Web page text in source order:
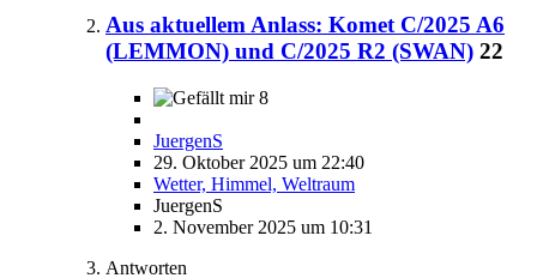
Aus aktuellem Anlass: Komet C/2025 A6
(LEMMON) und C/2025 R2 (SWAN) 22
8
JuergenS
29. Oktober 2025 um 22:40
Wetter, Himmel, Weltraum
JuergenS
2. November 2025 um 10:31
Antworten